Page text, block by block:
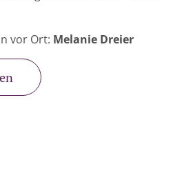
vor Ort: Melanie Dreier